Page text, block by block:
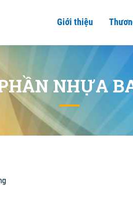
Giới thiệu
NHỰA